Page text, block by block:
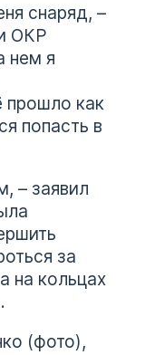
снаряд, –
ОКР
нем я
прошло как
попасть в
– заявил
за
на кольцах
(фото),